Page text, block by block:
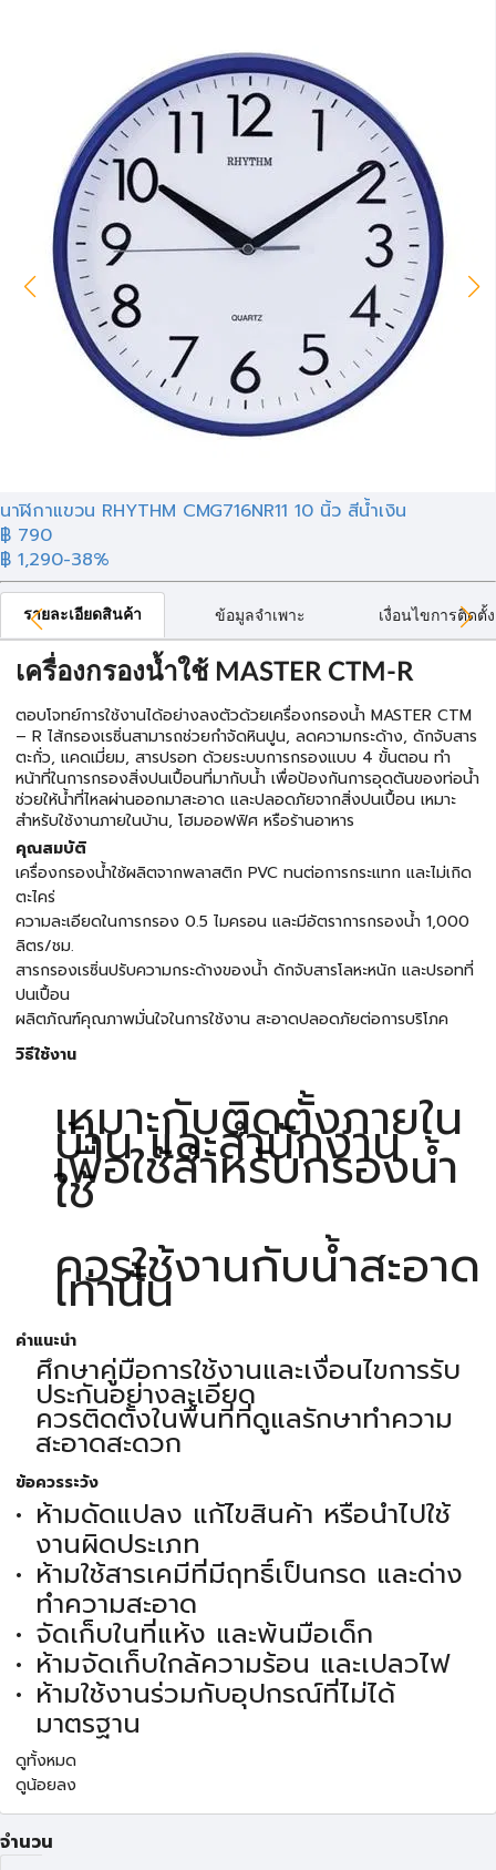
นาฬิกาแขวน RHYTHM CMG716NR11 10 นิ้ว สีน้ำเงิน
฿ 790
฿ 1,290-38%
รายละเอียดสินค้า ข้อมูลจำเพาะ เงื่อนไขการติดตั้ง
เครื่องกรองน้ำใช้ MASTER CTM-R
ตอบโจทย์การใช้งานได้อย่างลงตัวด้วยเครื่องกรองน้ำ MASTER CTM
– R ไส้กรองเรซิ่นสามารถช่วยกำจัดหินปูน, ลดความกระด้าง, ดักจับสาร
ตะกั่ว, เเคดเมี่ยม, สารปรอท ด้วยระบบการกรองแบบ 4 ขั้นตอน ทำ
หน้าที่ในการกรองสิ่งปนเปื้อนที่มากับน้ำ เพื่อป้องกันการอุดตันของท่อน้ำ
ช่วยให้น้ำที่ไหลผ่านออกมาสะอาด และปลอดภัยจากสิ่งปนเปื้อน เหมาะ
สำหรับใช้งานภายในบ้าน, โฮมออฟฟิศ หรือร้านอาหาร
คุณสมบัติ
เครื่องกรองน้ำใช้ผลิตจากพลาสติก PVC ทนต่อการกระแทก และไม่เกิด
ตะไคร่
ความละเอียดในการกรอง 0.5 ไมครอน และมีอัตราการกรองน้ำ 1,000
ลิตร/ชม.
สารกรองเรซิ่นปรับความกระด้างของน้ำ ดักจับสารโลหะหนัก และปรอทที่
ปนเปื้อน
ผลิตภัณฑ์คุณภาพมั่นใจในการใช้งาน สะอาดปลอดภัยต่อการบริโภค
วิธีใช้งาน
เหมาะกับติดตั้งภายใน
บ้าน และสำนักงาน
เพื่อใช้สำหรับกรองน้ำ
ใช้
ควรใช้งานกับน้ำสะอาด
เท่านั้น
คำแนะนำ
ศึกษาคู่มือการใช้งานและเงื่อนไขการรับ
ประกันอย่างละเอียด
ควรติดตั้งในพื้นที่ที่ดูแลรักษาทำความ
สะอาดสะดวก
ข้อควรระวัง
ห้ามดัดแปลง แก้ไขสินค้า หรือนำไปใช้
งานผิดประเภท
ห้ามใช้สารเคมีที่มีฤทธิ์เป็นกรด และด่าง
ทำความสะอาด
จัดเก็บในที่แห้ง และพ้นมือเด็ก
ห้ามจัดเก็บใกล้ความร้อน และเปลวไฟ
ห้ามใช้งานร่วมกับอุปกรณ์ที่ไม่ได้
มาตรฐาน
ดูทั้งหมด
ดูน้อยลง
จำนวน